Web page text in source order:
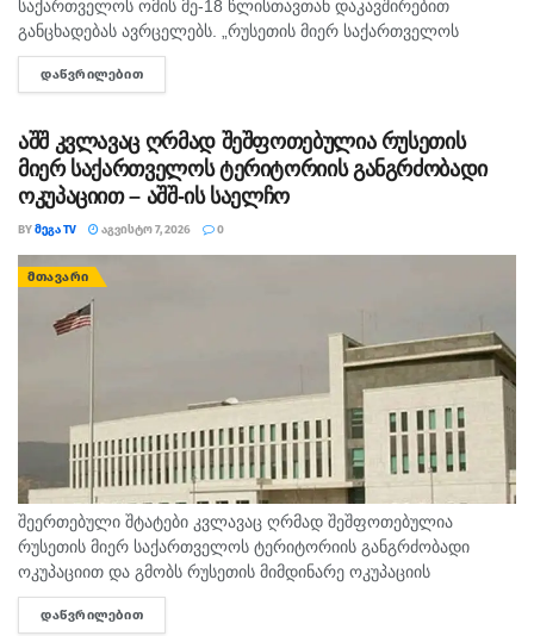
საქართველოს ომის მე-18 წლისთავთან დაკავშირებით
განცხადებას ავრცელებს. „რუსეთის მიერ საქართველოს
წინააღმდეგ განხორციელებული სრულმასშტაბიანი სამხედრო
აგრესიიდან 18 წელი გავიდა. 2008 წლის აგვისტოში რუსეთმა,
ᲓᲐᲬᲕᲠᲘᲚᲔᲑᲘᲗ
აშშ კვლავაც ღრმად შეშფოთებულია რუსეთის
მიერ საქართველოს ტერიტორიის განგრძობადი
ოკუპაციით – აშშ-ის საელჩო
BYᲛᲔᲒᲐ TV ᲐᲒᲕᲘᲡᲢᲝ 7, 2026 0
ᲛᲗᲐᲕᲐᲠᲘ
შეერთებული შტატები კვლავაც ღრმად შეშფოთებულია
რუსეთის მიერ საქართველოს ტერიტორიის განგრძობადი
ოკუპაციით და გმობს რუსეთის მიმდინარე ოკუპაციის
პირობებში მომხდარ მკვლელობებს, გატაცებებსა და სხვა
სახის ძალადობა, - ამ განცხადებით აშშ-ს საელჩო
ᲓᲐᲬᲕᲠᲘᲚᲔᲑᲘᲗ